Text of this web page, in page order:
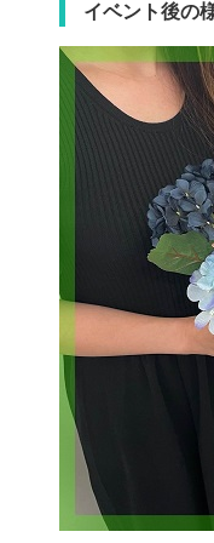
イベント後の